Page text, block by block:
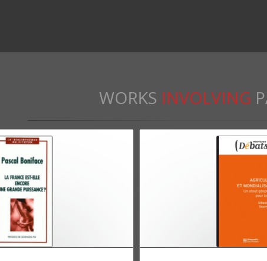
WORKS INVOLVING